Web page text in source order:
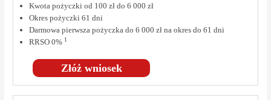
Złóż wniosek
Kwota pożyczki od 100 zł do 6 000 zł
Okres pożyczki 61 dni
Darmowa pierwsza pożyczka do 6 000 zł na okres do 61 dni
RRSO 0% 1